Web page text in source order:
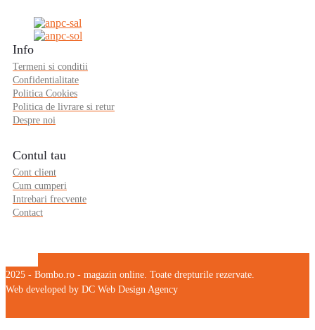
Info
Termeni si conditii
Confidentialitate
Politica Cookies
Politica de livrare si retur
Despre noi
Contul tau
Cont client
Cum cumperi
Intrebari frecvente
Contact
2025 - Bombo.ro - magazin online. Toate drepturile rezervate.
Web developed by DC Web Design Agency